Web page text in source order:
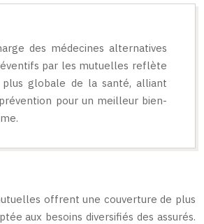
des médecines alternatives
par les mutuelles reflète
plus globale de la santé, alliant
pour un meilleur bien-
offrent une couverture de plus
aux besoins diversifiés des assurés.